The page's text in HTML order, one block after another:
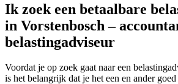
Ik zoek een betaalbare
in Vorstenbosch –
belastingadviseur
Voordat je op zoek gaat naar een
is het belangrijk dat je het een en ander